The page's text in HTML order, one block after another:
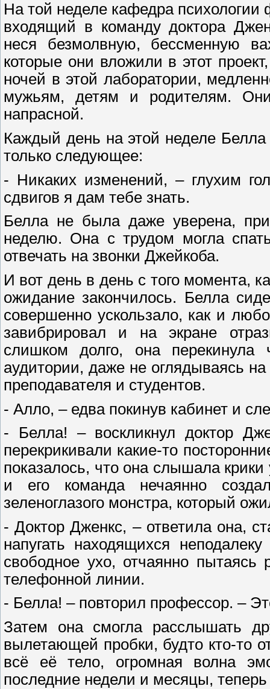
На той неделе кафедра психологии
входящий в команду доктора
неся безмолвную, бессменную
которые они вложили в этот
ночей в этой лаборатории,
мужьям, детям и родителям.
напрасной.
Каждый день на этой неделе
только следующее:
- Никаких изменений, – глухим
сдвигов я дам тебе знать.
Белла не была даже уверена,
неделю. Она с трудом могла
отвечать на звонки Джейкоба.
И вот день в день с того момента,
ожидание закончилось. Белла
совершенно ускользало, как и
завибрировал и на экране
слишком долго, она
аудитории, даже не оглядываясь
преподавателя и студентов.
- Алло, – едва покинув кабинет и
- Белла! – воскликнул доктор
перекрикивали какие-то
показалось, что она слышала
и его команда нечаянно
зеленоглазого монстра, который
- Доктор Дженкс, – ответила она,
напугать находящихся
свободное ухо, отчаянно
телефонной линии.
- Белла! – повторил профессор. –
Затем она смогла расслышать
вылетающей пробки, будто кто-то
всё её тело, огромная волна
последние недели и месяцы, теперь